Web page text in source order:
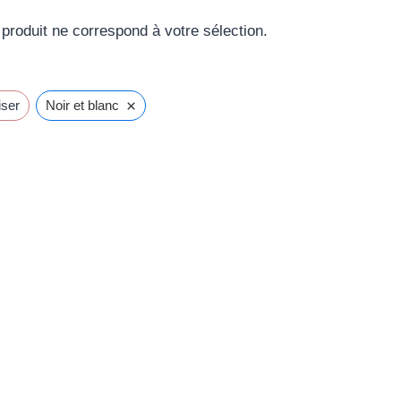
ne correspond à votre sélection.
Noir et blanc ×